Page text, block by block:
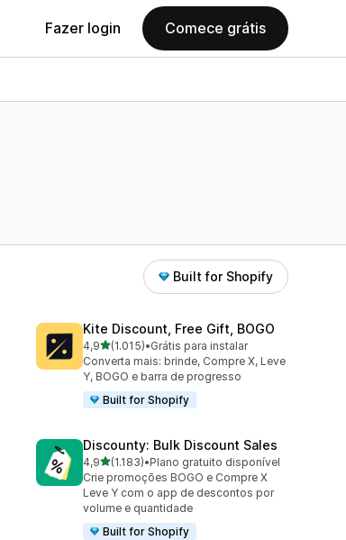
Fazer login Comece grátis
Built for Shopify
Kite Discount, Free Gift, BOGO
4,9de 5 estrelas
(1.015)
1015 avaliações ao todo
•Grátis para instalar
Converta mais: brinde, Compre X, Leve
Y, BOGO e barra de progresso
Built for Shopify
Discounty: Bulk Discount Sales
4,9de 5 estrelas
(1.183)
1183 avaliações ao todo
•Plano gratuito disponível
Crie promoções BOGO e Compre X
Leve Y com o app de descontos por
volume e quantidade
Built for Shopify